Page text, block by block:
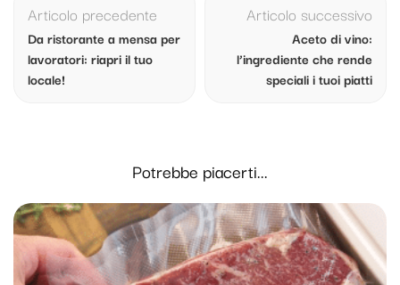
articolo
Articolo precedente
Da ristorante a mensa per
lavoratori: riapri il tuo
locale!
Articolo successivo
Aceto di vino:
l’ingrediente che rende
speciali i tuoi piatti
Potrebbe piacerti...